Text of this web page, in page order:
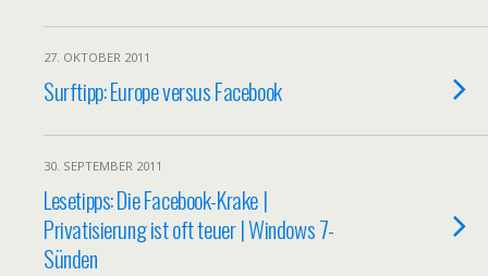
27. OKTOBER 2011
Surftipp: Europe versus Facebook
30. SEPTEMBER 2011
Lesetipps: Die Facebook-Krake |
Privatisierung ist oft teuer | Windows 7-
Sünden